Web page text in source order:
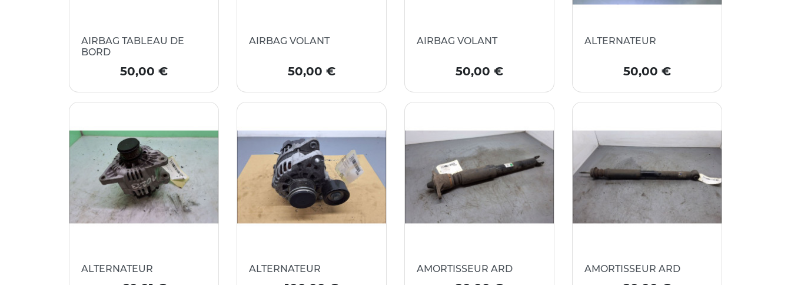
AIRBAG TABLEAU DE
BORD
Prix
50,00 €
AIRBAG VOLANT
Prix
50,00 €
AIRBAG VOLANT
Prix
50,00 €
ALTERNATEUR
Prix
50,00 €
ALTERNATEUR
ALTERNATEUR
AMORTISSEUR ARD
AMORTISSEUR ARD